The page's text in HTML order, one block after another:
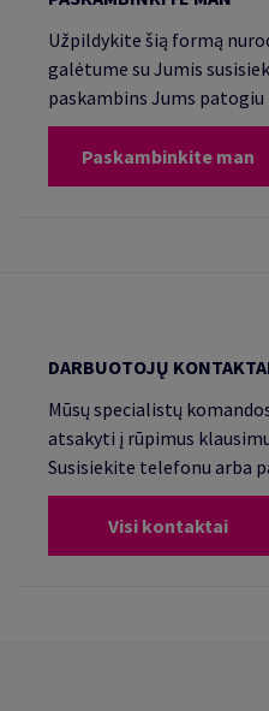
Užpildykite šią formą
galėtume su Jumis
paskambins Jums patogiu
Paskambinkite man
DARBUOTOJŲ
Mūsų specialistų
atsakyti į rūpimus
Susisiekite telefonu arba
Visi kontaktai